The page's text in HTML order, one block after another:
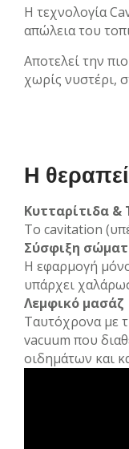
Η τεχνολογία
απώλεια του
Αποτελεί την
χωρίς νυστέρι,
Η
Κυτταρίτιδα
Το cavitation
Σύσφιξη
Η εφαρμογή
υπάρχει
Λεμφικό μασάζ
Ταυτόχρονα με
vacuum που
οιδημάτων και